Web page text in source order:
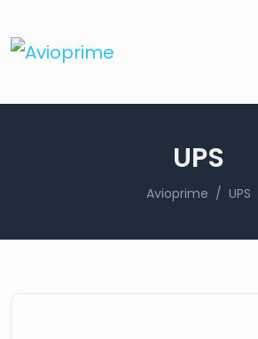
UPS
Avioprime UPS